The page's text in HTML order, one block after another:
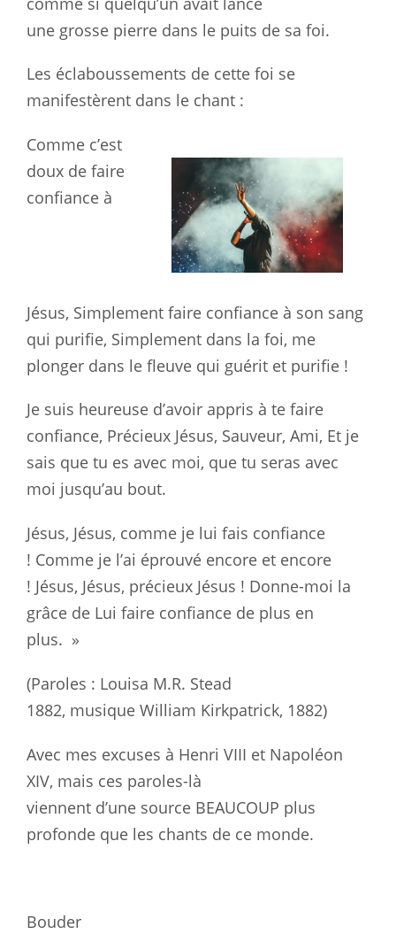
une grosse pierre dans le puits de sa foi.
Les éclaboussements de cette foi se
manifestèrent dans le chant :
Comme c’est
doux de faire
confiance à
Jésus, Simplement faire confiance à son sang
qui purifie, Simplement dans la foi, me
plonger dans le fleuve qui guérit et purifie !
Je suis heureuse d’avoir appris à te faire
confiance, Précieux Jésus, Sauveur, Ami, Et je
sais que tu es avec moi, que tu seras avec
moi jusqu’au bout.
Jésus, Jésus, comme je lui fais confiance
! Comme je l’ai éprouvé encore et encore
! Jésus, Jésus, précieux Jésus ! Donne-moi la
grâce de Lui faire confiance de plus en
plus. »
(Paroles : Louisa M.R. Stead
1882, musique William Kirkpatrick, 1882)
Avec mes excuses à Henri VIII et Napoléon
XIV, mais ces paroles-là
viennent d’une source BEAUCOUP plus
profonde que les chants de ce monde.
Bouder